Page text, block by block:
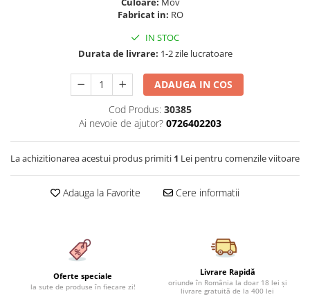
Cearceaf cu elastic 4 piese
Cearceaf normal
Lenjerii Pufoase Fluffy/ Rabbit
Bumbac Neted Nesatinat
Lenjerii Satin Premium
Lenjerii Creponate
Lenjerii pentru PASTE
Huse De Pat Tricotate 160x200cm
Huse Impermeabile
Huse Impermeabile 180x200cm
Fabricat in: RO
IN STOC
Durata de livrare: 1-2 zile lucratoare
ADAUGA IN COS
Cod Produs: 30385
Ai nevoie de ajutor? 0726402203
La achizitionarea acestui produs primiti 1 Lei pentru comenzile viitoare
Adauga la Favorite Cere informatii
Oferte speciale
la sute de produse în fiecare zi!
Livrare Rapidă
oriunde în România la doar 18 lei și
livrare gratuită de la 400 lei